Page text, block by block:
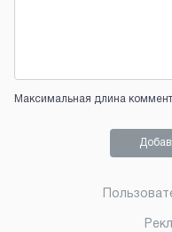
Максимальная длина